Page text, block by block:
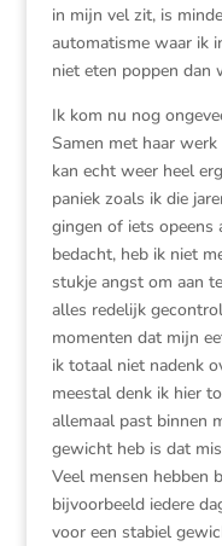
in mijn vel zit, is
automatisme waar ik
niet eten poppen dan
Ik kom nu nog
Samen met haar
kan echt weer heel
paniek zoals ik die
gingen of iets opeens
bedacht, heb ik niet
stukje angst om aan
alles redelijk
momenten dat mijn
ik totaal niet nadenk
meestal denk ik hier
allemaal past binnen
gewicht heb is dat
Veel mensen hebben
bijvoorbeeld iedere
voor een stabiel